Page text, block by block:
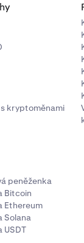
kryptoměnami
peněženka
Bitcoin
Ethereum
Solana
USDT